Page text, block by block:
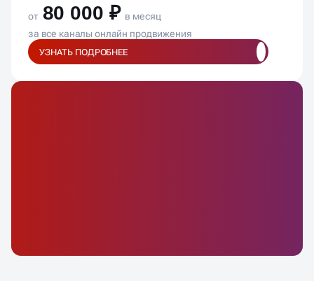
от 80 000 ₽ в месяц
за все каналы онлайн продвижения
УЗНАТЬ ПОДРОБНЕЕ